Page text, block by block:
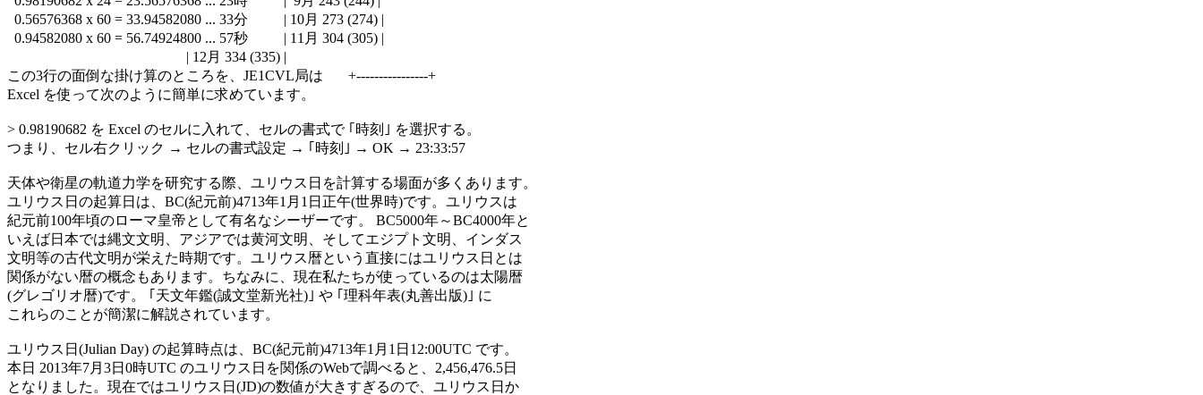
  0.56576368 x 60 = 33.94582080 ... 33分          | 10月 273 (274) |
  0.94582080 x 60 = 56.74924800 ... 57秒          | 11月 304 (305) |
                                                  | 12月 334 (335) |
この3行の面倒な掛け算のところを、JE1CVL局は       +----------------+
Excel を使って次のように簡単に求めています。
> 0.98190682 を Excel のセルに入れて、セルの書式で ｢時刻｣ を選択する。
つまり、セル右クリック → セルの書式設定 → ｢時刻｣ → OK → 23:33:57
天体や衛星の軌道力学を研究する際、ユリウス日を計算する場面が多くあります。
ユリウス日の起算日は、BC(紀元前)4713年1月1日正午(世界時)です。ユリウスは
紀元前100年頃のローマ皇帝として有名なシーザーです。 BC5000年～BC4000年と
いえば日本では縄文文明、アジアでは黄河文明、そしてエジプト文明、インダス
文明等の古代文明が栄えた時期です。ユリウス暦という直接にはユリウス日とは
関係がない暦の概念もあります。ちなみに、現在私たちが使っているのは太陽暦
(グレゴリオ暦)です。 ｢天文年鑑(誠文堂新光社)｣ や ｢理科年表(丸善出版)｣ に
これらのことが簡潔に解説されています。
ユリウス日(Julian Day) の起算時点は、BC(紀元前)4713年1月1日12:00UTC です。
本日 2013年7月3日0時UTC のユリウス日を関係のWebで調べると、2,456,476.5日
となりました。現在ではユリウス日(JD)の数値が大きすぎるので、ユリウス日か